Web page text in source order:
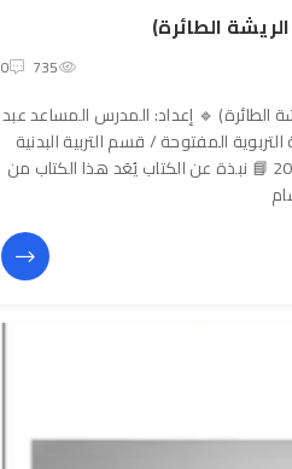
الطائرة)
735
0
الطائرة) 🔹 إعداد: المدرس المساعد عبد
التربوية المفتوحة / قسم التربية البدنية
وعلوم الرياضة 🔹 السنة الدراسية: 2018 – 2019 📘 نبذة عن الكتاب يُعَد هذا الكتاب من